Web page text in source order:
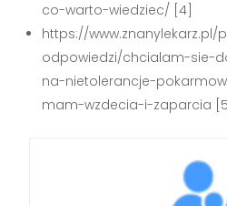
co-warto-wiedziec/ [4]
https://www.znanylekarz.pl/
odpowiedzi/chcialam-sie-
na-nietolerancje-
mam-wzdecia-i-zaparcia [5]